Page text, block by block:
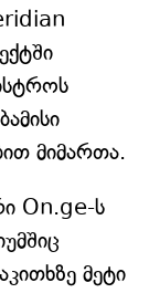
მიმართა.
On.ge-ს
მეტი